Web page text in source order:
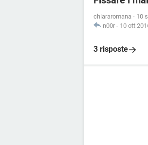
chiararomana - 10
n00r - 10 ott
3 risposte